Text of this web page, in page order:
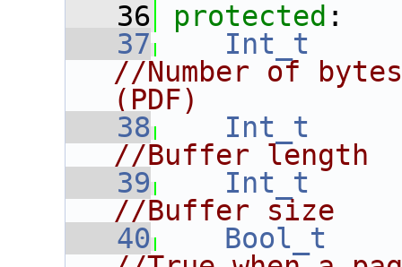
   36
protected :
   37
Int_t
//Number of
(PDF)
   38
Int_t
//Buffer length
   39
Int_t
//Buffer size
   40
Bool_t